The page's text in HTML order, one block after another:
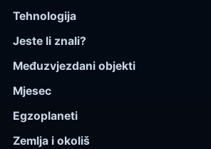
Tehnologija
Jeste li znali?
Međuzvjezdani objekti
Mjesec
Egzoplaneti
Zemlja i okoliš